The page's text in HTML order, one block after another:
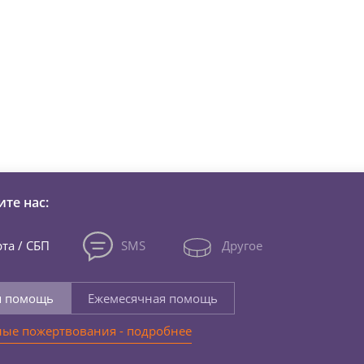
нас:
/ СБП SMS Другое
помощь
Ежемесячная помощь
пожертвования - подробнее